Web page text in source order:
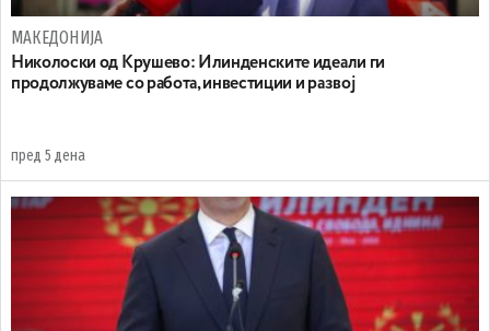
МАКЕДОНИЈА
Николоски од Крушево: Илинденските идеали ги
продолжуваме со работа, инвестиции и развој
пред 5 дена